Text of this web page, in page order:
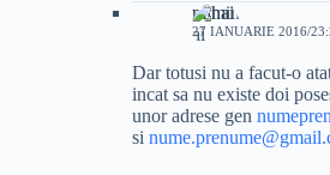
mihai
27 IANUARIE 2016/
Dar totusi nu a facut-o
incat sa nu existe doi
unor adrese gen
si